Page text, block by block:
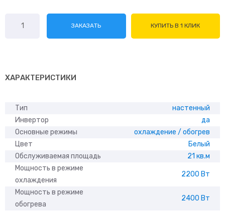
товара
ЗАКАЗАТЬ КУПИТЬ В 1 КЛИК
ХАРАКТЕРИСТИКИ
Тип
настенный
Инвертор
да
Основные режимы
охлаждение / обогрев
Цвет
Белый
Обслуживаемая площадь
21 кв.м
Мощность в режиме
охлаждения
2200 Вт
Мощность в режиме
обогрева
2400 Вт